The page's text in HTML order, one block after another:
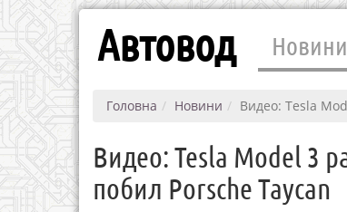
Автовод Новини
Головна Новини Видео: Tesla
Видео: Tesla Model 3
побил Porsche Taycan